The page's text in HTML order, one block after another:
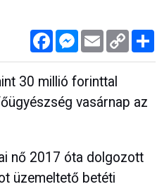
FacebookMessenger
Email Copy
Link
30 millió forinttal
vasárnap az
nő 2017 óta dolgozott
üzemeltető betéti